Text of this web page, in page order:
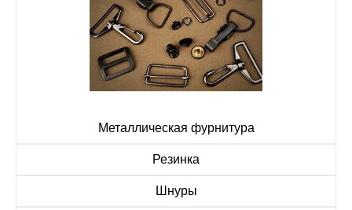
Металлическая фурнитура
Резинка
Шнуры